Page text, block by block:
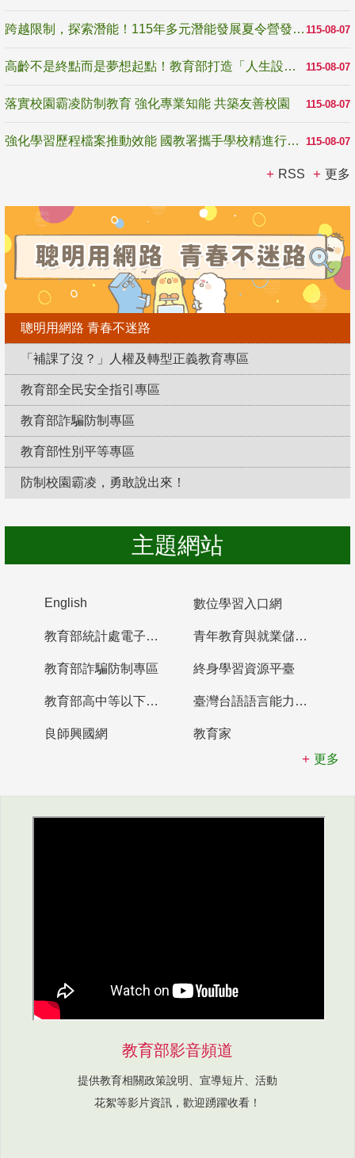
115-08-07
跨越限制，探索潛能！115年多元潛能發展夏令營發掘生命無限可能
115-08-07
高齡不是終點而是夢想起點！教育部打造「人生設計夢工場」 參展第3屆高齡健康產業博覽會
115-08-07
落實校園霸凌防制教育 強化專業知能 共築友善校園
115-08-07
強化學習歷程檔案推動效能 國教署攜手學校精進行政與教學支持
RSS 更多
聰明用網路 青春不迷路
「補課了沒？」人權及轉型正義教育專區
教育部全民安全指引專區
教育部詐騙防制專區
教育部性別平等專區
防制校園霸凌，勇敢說出來！
主題網站
English 數位學習入口網
教育部統計處電子書櫃 青年教育與就業儲蓄帳戶
教育部詐騙防制專區 終身學習資源平臺
教育部高中等以下學校及幼兒園教師資格檢定考試 臺灣台語語言能力認證網站
良師興國網
教育家
更多
教育部影音頻道
提供教育相關政策說明、宣導短片、活動
花絮等影片資訊，歡迎踴躍收看！